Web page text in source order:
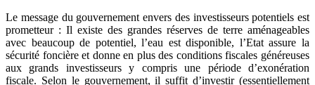
Le message du gouvernement envers des investisseurs potentiels est
prometteur : Il existe des grandes réserves de terre aménageables
avec beaucoup de potentiel, l’eau est disponible, l’Etat assure la
sécurité foncière et donne en plus des conditions fiscales généreuses
aux grands investisseurs y compris une période d’exonération
fiscale. Selon le gouvernement, il suffit d’investir (essentiellement